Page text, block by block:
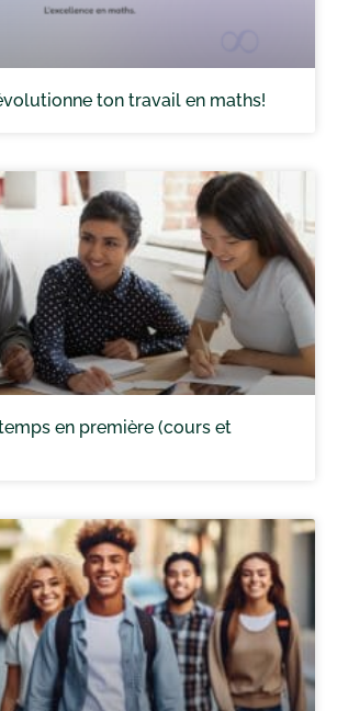
ton travail en maths!
en première (cours et